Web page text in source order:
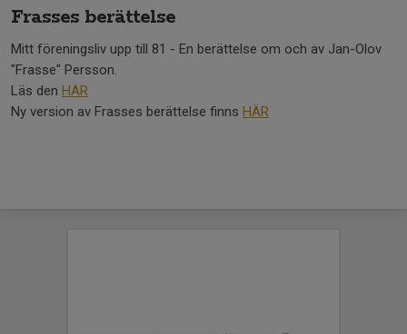
Frasses berättelse
Mitt föreningsliv upp till 81 - En berättelse om och av Jan-Olov
"Frasse" Persson.
Läs den HÄR
Ny version av Frasses berättelse finns HÄR